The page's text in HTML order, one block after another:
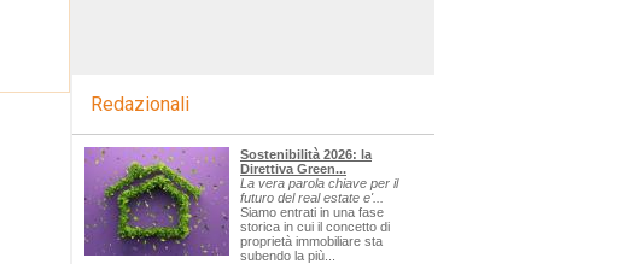
Redazionali
Sostenibilità 2026: la
Direttiva Green...
La vera parola chiave per il
futuro del real estate e'...
Siamo entrati in una fase
storica in cui il concetto di
proprietà immobiliare sta
subendo la più...